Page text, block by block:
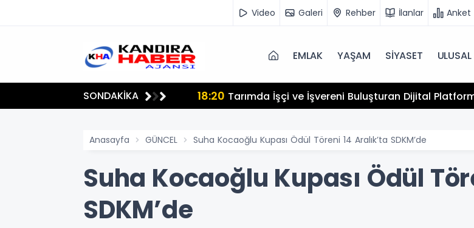
Video Galeri Rehber İlanlar Anket
EMLAK YAŞAM SİYASET ULUSAL
SONDAKİKA 18:20 Tarımda İşçi ve İşvereni Buluşturan Dijital
Anasayfa GÜNCEL Suha Kocaoğlu Kupası Ödül Töreni 14 Aralık’ta SDKM’de
Suha Kocaoğlu Kupası Ödül
SDKM’de